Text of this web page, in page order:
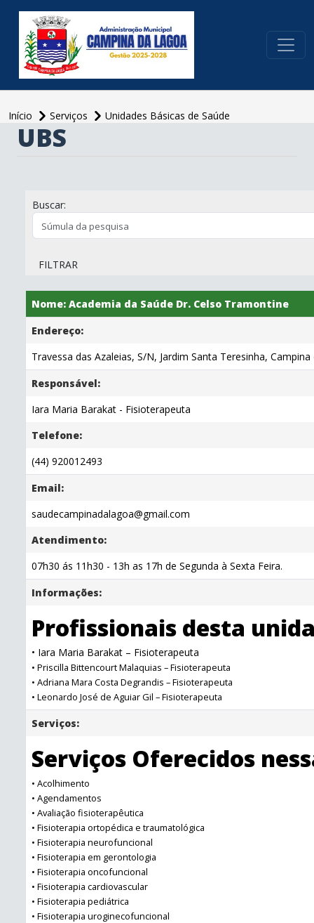
Início Serviços Unidades Básicas de Saúde
UBS
Buscar:
FILTRAR
Nome: Academia da Saúde Dr. Celso Tramontine
Endereço:
Travessa das Azaleias, S/N, Jardim Santa Teresinha,
Responsável:
Iara Maria Barakat - Fisioterapeuta
Telefone:
(44) 920012493
Email:
saudecampinadalagoa@gmail.com
Atendimento:
07h30 ás 11h30 - 13h as 17h de Segunda à Sexta Feira.
Informações:
Profissionais desta
• Iara Maria Barakat – Fisioterapeuta
• Priscilla Bittencourt Malaquias – Fisioterapeuta
• Adriana Mara Costa Degrandis – Fisioterapeuta
• Leonardo José de Aguiar Gil – Fisioterapeuta
Serviços:
Serviços Oferecidos
• Acolhimento
• Agendamentos
• Avaliação fisioterapêutica
• Fisioterapia ortopédica e traumatológica
• Fisioterapia neurofuncional
• Fisioterapia em gerontologia
• Fisioterapia oncofuncional
• Fisioterapia cardiovascular
• Fisioterapia pediátrica
• Fisioterapia uroginecofuncional